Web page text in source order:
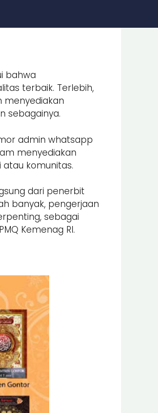
bahwa
terbaik. Terlebih,
menyediakan
sebagainya.
admin whatsapp
menyediakan
komunitas.
dari penerbit
banyak, pengerjaan
sebagai
Kemenag RI.